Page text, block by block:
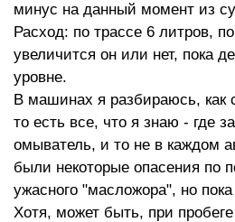
минус на данный момент из
Расход: по трассе 6 литров,
увеличится он или нет, пока
уровне.
В машинах я разбираюсь, как
то есть все, что я знаю - где
омыватель, и то не в каждом
были некоторые опасения по
ужасного "масложора", но
Хотя, может быть, при